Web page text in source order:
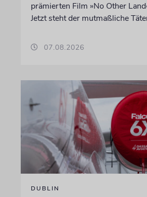
prämierten Film »No Other
Jetzt steht der mutmaßliche
07.08.2026
DUBLIN